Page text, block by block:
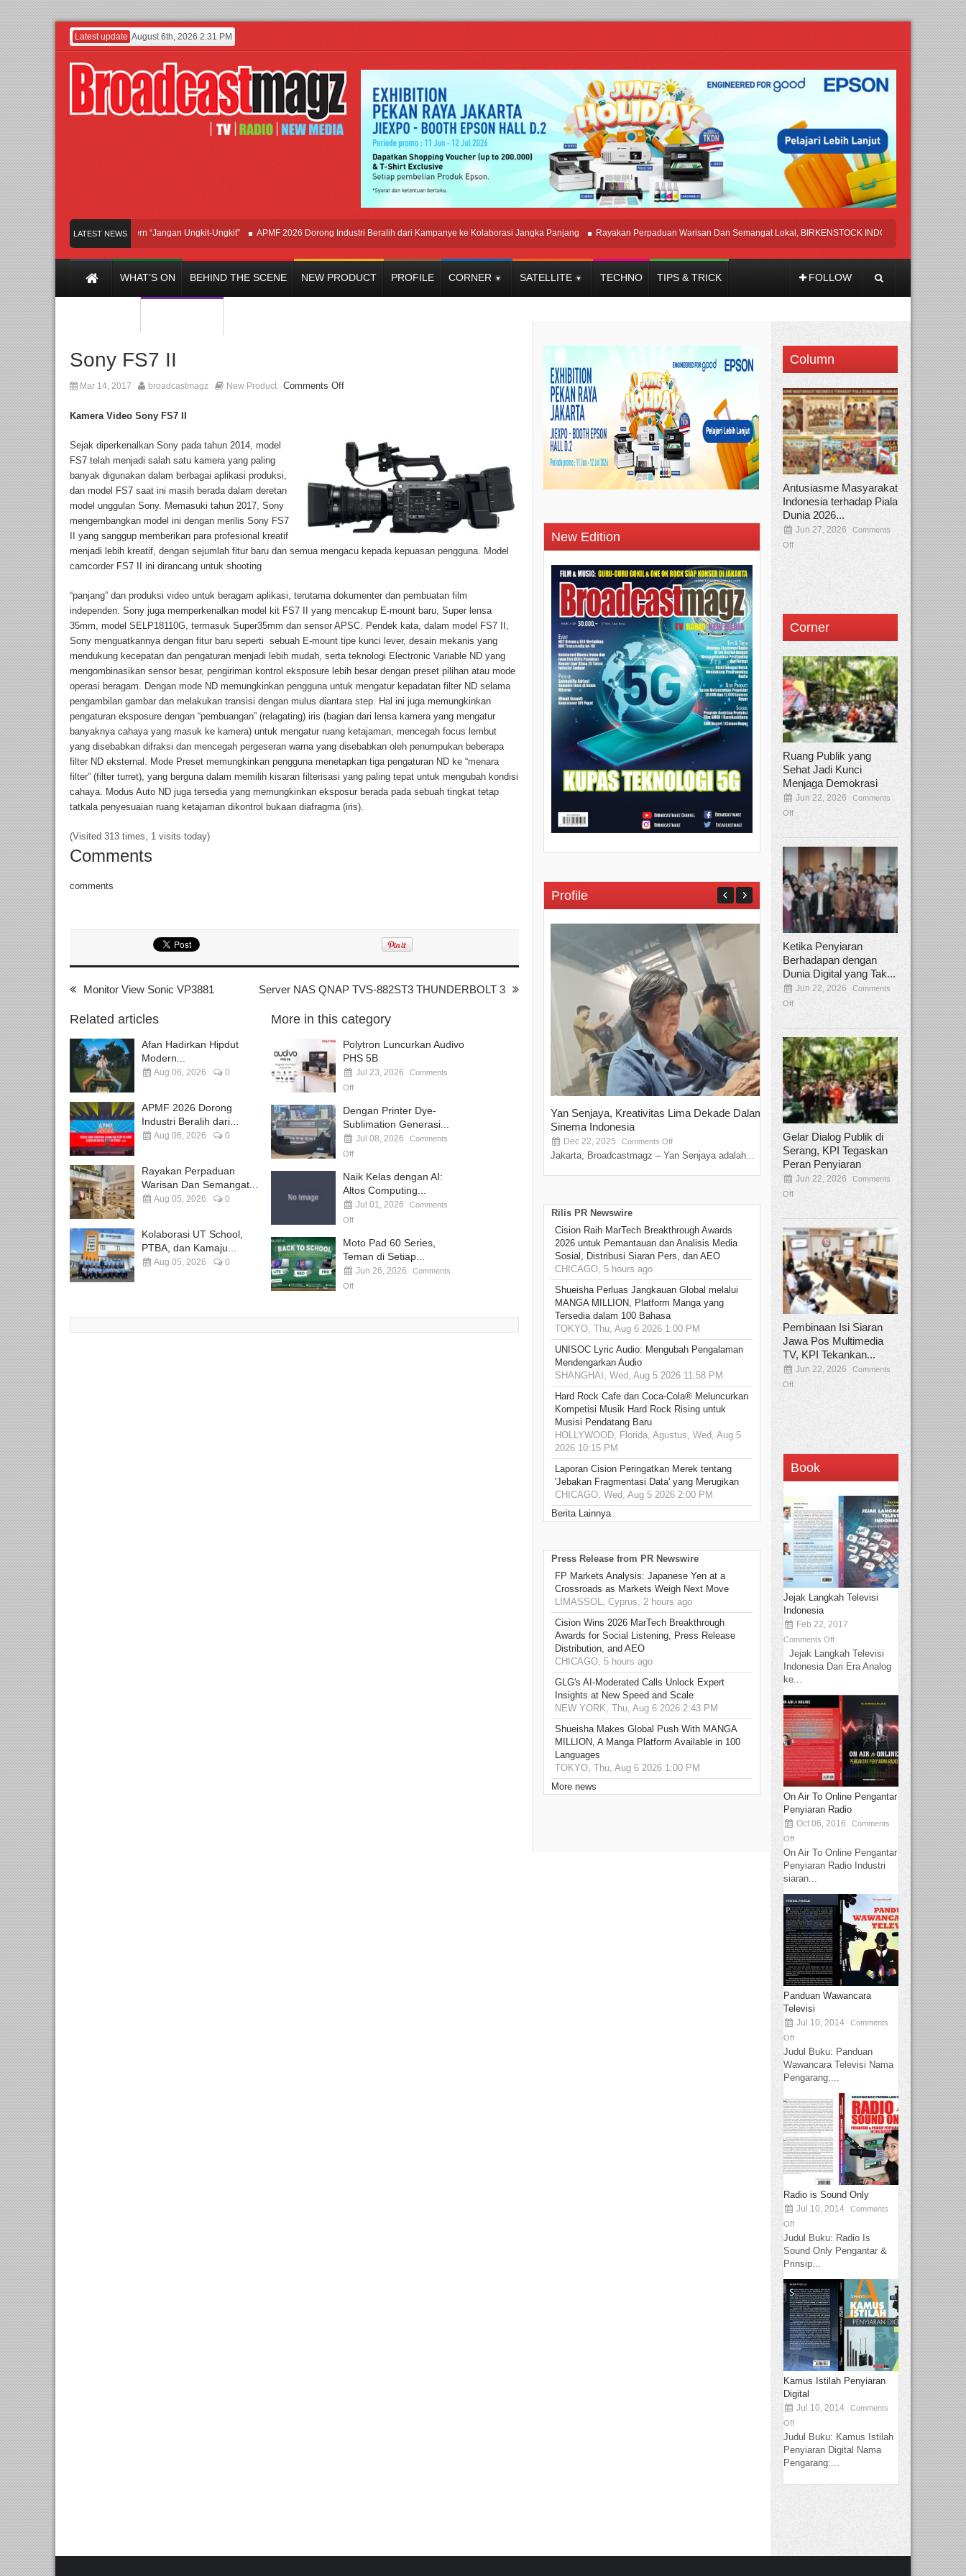
Latest update August 6th, 2026 2:31 PM
LATEST NEWS
Afan Hadirkan Hipdut Modern “Jangan Ungkit-Ungkit” APMF 2026 Dorong Industri Beralih dari Kampanye ke Kolaborasi Jangka Panjang Rayakan Perpaduan Warisan Dan Semangat Lokal, BIRKENSTOCK INDONESIA Membuka Took di
WHAT’S ON BEHIND THE SCENE NEW PRODUCT PROFILE CORNER SATELLITE TECHNO TIPS & TRICK FOLLOW
Sony FS7 II
Mar 14, 2017 broadcastmagz New Product Comments Off
Kamera Video Sony FS7 II
Sejak diperkenalkan Sony pada tahun 2014, model
FS7 telah menjadi salah satu kamera yang paling
banyak digunakan dalam berbagai aplikasi produksi,
dan model FS7 saat ini masih berada dalam deretan
model unggulan Sony. Memasuki tahun 2017, Sony
mengembangkan model ini dengan merilis Sony FS7
II yang sanggup memberikan para profesional kreatif
menjadi lebih kreatif, dengan sejumlah fitur baru dan semua mengacu kepada kepuasan pengguna. Model
camcorder FS7 II ini dirancang untuk shooting
“panjang” dan produksi video untuk beragam aplikasi, terutama dokumenter dan pembuatan film
independen. Sony juga memperkenalkan model kit FS7 II yang mencakup E-mount baru, Super lensa
35mm, model SELP18110G, termasuk Super35mm dan sensor APSC. Pendek kata, dalam model FS7 II,
Sony menguatkannya dengan fitur baru seperti sebuah E-mount tipe kunci lever, desain mekanis yang
mendukung kecepatan dan pengaturan menjadi lebih mudah, serta teknologi Electronic Variable ND yang
mengombinasikan sensor besar, pengiriman kontrol eksposure lebih besar dengan preset pilihan atau mode
operasi beragam. Dengan mode ND memungkinkan pengguna untuk mengatur kepadatan filter ND selama
pengambilan gambar dan melakukan transisi dengan mulus diantara step. Hal ini juga memungkinkan
pengaturan eksposure dengan “pembuangan” (relagating) iris (bagian dari lensa kamera yang mengatur
banyaknya cahaya yang masuk ke kamera) untuk mengatur ruang ketajaman, mencegah focus lembut
yang disebabkan difraksi dan mencegah pergeseran warna yang disebabkan oleh penumpukan beberapa
filter ND eksternal. Mode Preset memungkinkan pengguna menetapkan tiga pengaturan ND ke “menara
filter” (filter turret), yang berguna dalam memilih kisaran filterisasi yang paling tepat untuk mengubah kondisi
cahaya. Modus Auto ND juga tersedia yang memungkinkan eksposur berada pada sebuah tingkat tetap
tatkala penyesuaian ruang ketajaman dikontrol bukaan diafragma (iris).
(Visited 313 times, 1 visits today)
Comments
comments
Monitor View Sonic VP3881 Server NAS QNAP TVS-882ST3 THUNDERBOLT 3
Related articles
Afan Hadirkan Hipdut
Modern...
Aug 06, 2026 0
APMF 2026 Dorong
Industri Beralih dari...
Aug 06, 2026 0
Rayakan Perpaduan
Warisan Dan Semangat...
Aug 05, 2026 0
Kolaborasi UT School,
PTBA, dan Kamaju...
Aug 05, 2026 0
More in this category
Polytron Luncurkan Audivo
PHS 5B
Jul 23, 2026
Comments
Off
Dengan Printer Dye-
Sublimation Generasi...
Jul 08, 2026
Comments
Off
Naik Kelas dengan AI:
Altos Computing...
Jul 01, 2026
Comments
Off
Moto Pad 60 Series,
Teman di Setiap...
Jun 26, 2026
Comments
Off
New Edition
Profile
Yan Senjaya, Kreativitas Lima Dekade Dalam
Sinema Indonesia
Dec 22, 2025 Comments Off
Jakarta, Broadcastmagz – Yan Senjaya adalah...
Tamee Irelly Menjadi Juri Open
Film Terbaru...
Sep 08, 2025 Comments Off
Bekasi, Broadcastmagz – Dalam upaya
talenta...
Rilis PR Newswire
Cision Raih MarTech Breakthrough Awards
2026 untuk Pemantauan dan Analisis Media
Sosial, Distribusi Siaran Pers, dan AEO
CHICAGO, 5 hours ago
Shueisha Perluas Jangkauan Global melalui
MANGA MILLION, Platform Manga yang
Tersedia dalam 100 Bahasa
TOKYO, Thu, Aug 6 2026 1:00 PM
UNISOC Lyric Audio: Mengubah Pengalaman
Mendengarkan Audio
SHANGHAI, Wed, Aug 5 2026 11:58 PM
Hard Rock Cafe dan Coca-Cola® Meluncurkan
Kompetisi Musik Hard Rock Rising untuk
Musisi Pendatang Baru
HOLLYWOOD, Florida, Agustus, Wed, Aug 5
2026 10:15 PM
Laporan Cision Peringatkan Merek tentang
'Jebakan Fragmentasi Data' yang Merugikan
CHICAGO, Wed, Aug 5 2026 2:00 PM
Berita Lainnya
Press Release from PR Newswire
FP Markets Analysis: Japanese Yen at a
Crossroads as Markets Weigh Next Move
LIMASSOL, Cyprus, 2 hours ago
Cision Wins 2026 MarTech Breakthrough
Awards for Social Listening, Press Release
Distribution, and AEO
CHICAGO, 5 hours ago
GLG's AI-Moderated Calls Unlock Expert
Insights at New Speed and Scale
NEW YORK, Thu, Aug 6 2026 2:43 PM
Shueisha Makes Global Push With MANGA
MILLION, A Manga Platform Available in 100
Languages
TOKYO, Thu, Aug 6 2026 1:00 PM
More news
Column
Antusiasme Masyarakat
Indonesia terhadap Piala
Dunia 2026...
Jun 27, 2026
Comments
Off
Corner
Ruang Publik yang
Sehat Jadi Kunci
Menjaga Demokrasi
Jun 22, 2026
Comments
Off
Ketika Penyiaran
Berhadapan dengan
Dunia Digital yang Tak...
Jun 22, 2026
Comments
Off
Gelar Dialog Publik di
Serang, KPI Tegaskan
Peran Penyiaran
Jun 22, 2026
Comments
Off
Pembinaan Isi Siaran
Jawa Pos Multimedia
TV, KPI Tekankan...
Jun 22, 2026
Comments
Off
Book
Jejak Langkah Televisi
Indonesia
Feb 22, 2017
Comments Off
Jejak Langkah Televisi
Indonesia Dari Era Analog
ke...
On Air To Online Pengantar
Penyiaran Radio
Oct 06, 2016
Comments
Off
On Air To Online Pengantar
Penyiaran Radio Industri
siaran...
Panduan Wawancara
Televisi
Jul 10, 2014
Comments
Off
Judul Buku: Panduan
Wawancara Televisi Nama
Pengarang:...
Radio is Sound Only
Jul 10, 2014
Comments
Off
Judul Buku: Radio Is
Sound Only Pengantar &
Prinsip...
Kamus Istilah Penyiaran
Digital
Jul 10, 2014
Comments
Off
Judul Buku: Kamus Istilah
Penyiaran Digital Nama
Pengarang:...